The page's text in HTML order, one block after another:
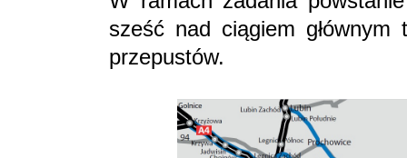
sześć nad ciągiem
przepustów.